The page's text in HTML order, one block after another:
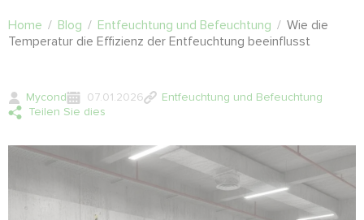
Home / Blog / Entfeuchtung und Befeuchtung / Wie die
Temperatur die Effizienz der Entfeuchtung beeinflusst
Mycond 07.01.2026
Entfeuchtung und Befeuchtung
Teilen Sie dies